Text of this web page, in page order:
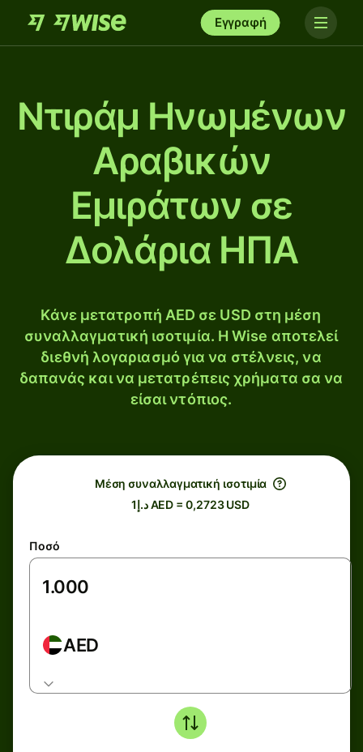
Εγγραφή
Ντιράμ Ηνωμένων
Αραβικών
Εμιράτων σε
Δολάρια ΗΠΑ
Κάνε μετατροπή AED σε USD στη μέση
συναλλαγματική ισοτιμία. Η Wise αποτελεί
διεθνή λογαριασμό για να στέλνεις, να
δαπανάς και να μετατρέπεις χρήματα σα να
είσαι ντόπιος.
Μέση συναλλαγματική ισοτιμία
د.إ1 AED = 0,2723 USD
Ποσό
AED